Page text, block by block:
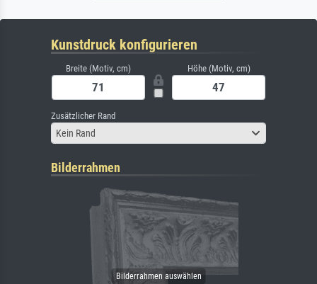
Kunstdruck konfigurieren
Breite (Motiv, cm) Höhe (Motiv, cm)
Zusätzlicher Rand
Kein Rand
Bilderrahmen